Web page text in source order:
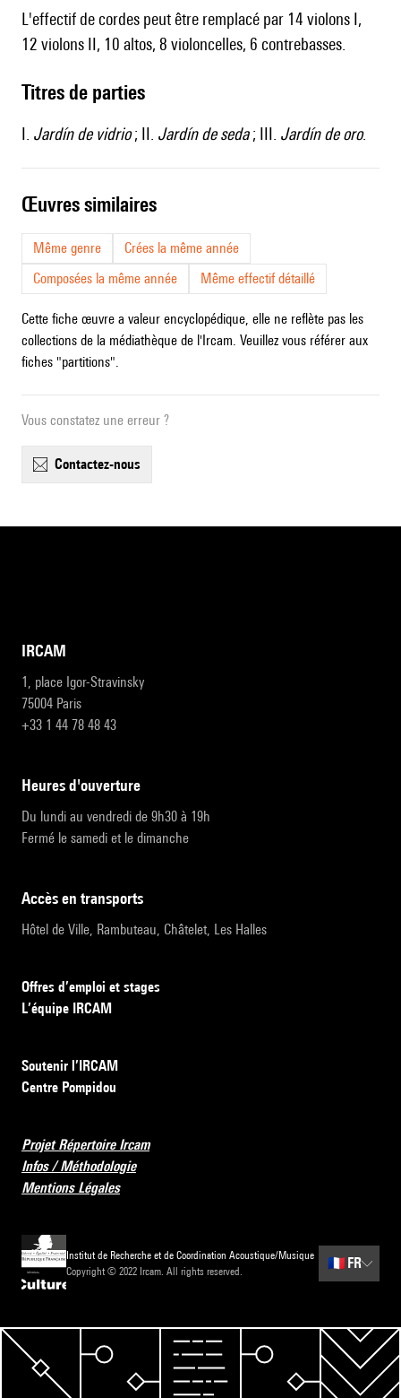
L'effectif de cordes peut être remplacé par 14 violons I,
12 violons II, 10 altos, 8 violoncelles, 6 contrebasses.
Titres de parties
I. Jardín de vidrio; II. Jardín de seda; III. Jardín de oro.
œuvres similaires
Même genre
Crées la même année
Composées la même année
Même effectif détaillé
Cette fiche œuvre a valeur encyclopédique, elle ne reflète pas les
collections de la médiathèque de l'Ircam. Veuillez vous référer aux
fiches "partitions".
Vous constatez une erreur ?
contactez-nous
IRCAM
1, place Igor-Stravinsky
75004 Paris
+33 1 44 78 48 43
heures d'ouverture
Du lundi au vendredi de 9h30 à 19h
Fermé le samedi et le dimanche
accès en transports
Hôtel de Ville, Rambuteau, Châtelet, Les Halles
Offres d’emploi et stages
L’équipe IRCAM
Soutenir l’IRCAM
Centre Pompidou
Projet Répertoire Ircam
Infos / Méthodologie
Mentions Légales
Institut de Recherche et de Coordination Acoustique/Musique
Copyright © 2022 Ircam. All rights reserved.
🇫🇷 FR